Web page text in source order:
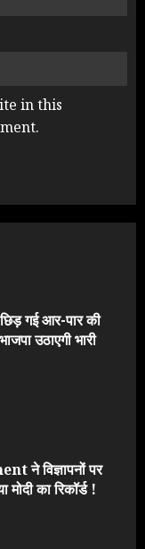
in this
गई आर-पार की
उठाएगी भारी
ने विज्ञापनों पर
का रिकॉर्ड !
वार से बार-बार